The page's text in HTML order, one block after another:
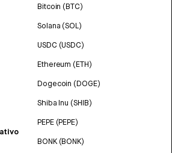
Bitcoin (BTC)
Solana (SOL)
USDC (USDC)
Ethereum (ETH)
Dogecoin (DOGE)
Shiba Inu (SHIB)
PEPE (PEPE)
BONK (BONK)